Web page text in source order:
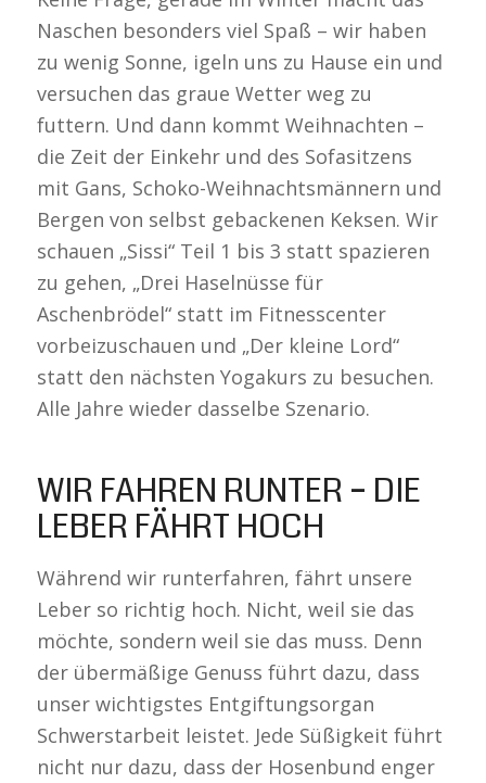
Naschen besonders viel Spaß – wir haben
zu wenig Sonne, igeln uns zu Hause ein und
versuchen das graue Wetter weg zu
futtern. Und dann kommt Weihnachten –
die Zeit der Einkehr und des Sofasitzens
mit Gans, Schoko-Weihnachtsmännern und
Bergen von selbst gebackenen Keksen. Wir
schauen „Sissi“ Teil 1 bis 3 statt spazieren
zu gehen, „Drei Haselnüsse für
Aschenbrödel“ statt im Fitnesscenter
vorbeizuschauen und „Der kleine Lord“
statt den nächsten Yogakurs zu besuchen.
Alle Jahre wieder dasselbe Szenario.
WIR FAHREN RUNTER – DIE
LEBER FÄHRT HOCH
Während wir runterfahren, fährt unsere
Leber so richtig hoch. Nicht, weil sie das
möchte, sondern weil sie das muss. Denn
der übermäßige Genuss führt dazu, dass
unser wichtigstes Entgiftungsorgan
Schwerstarbeit leistet. Jede Süßigkeit führt
nicht nur dazu, dass der Hosenbund enger